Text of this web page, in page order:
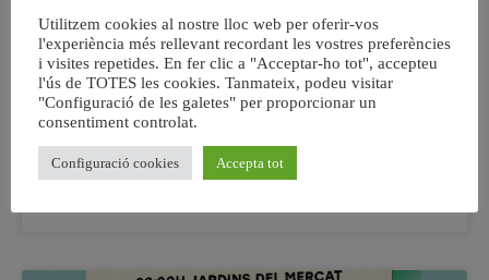
Turisme, està desenvolupant diverses accions
promocionals amb motiu de la celebració del III Any
Jubilar del Sant Calze, amb l’objectiu de diversificar
l’oferta turística i situar València com a destinació
religiosa, cultural, històrica i artística. Segons la regidora
de Turisme, Paula
Utilitzem cookies al nostre lloc web per oferir-vos
l'experiència més rellevant recordant les vostres preferències
i visites repetides. En fer clic a "Acceptar-ho tot", accepteu
l'ús de TOTES les cookies. Tanmateix, podeu visitar
"Configuració de les galetes" per proporcionar un
consentiment controlat.
Configuració cookies Accepta tot